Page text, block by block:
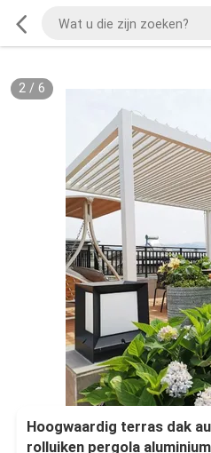
2/ 6
Hoogwaardig terras dak
rolluiken pergola